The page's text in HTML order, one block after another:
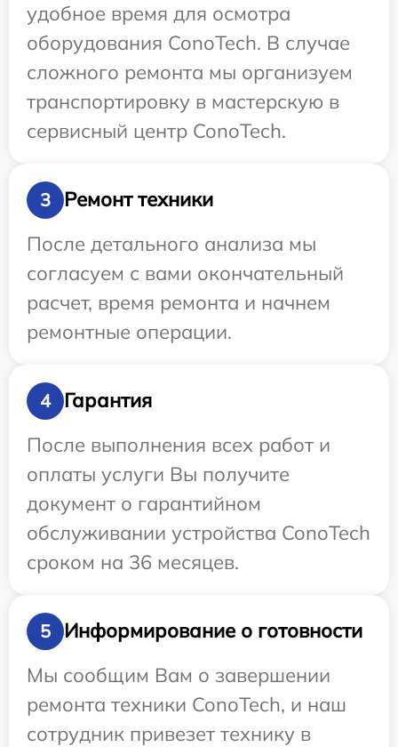
удобное время для осмотра
оборудования ConoTech. В случае
сложного ремонта мы организуем
транспортировку в мастерскую в
сервисный центр ConoTech.
3
Ремонт техники
После детального анализа мы
согласуем с вами окончательный
расчет, время ремонта и начнем
ремонтные операции.
4
Гарантия
После выполнения всех работ и
оплаты услуги Вы получите
документ о гарантийном
обслуживании устройства ConoTech
сроком на 36 месяцев.
5
Информирование о готовности
Мы сообщим Вам о завершении
ремонта техники ConoTech, и наш
сотрудник привезет технику в